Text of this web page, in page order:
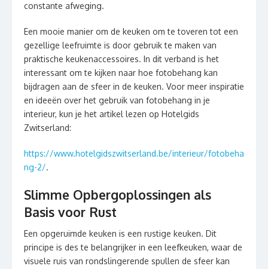
constante afweging.
Een mooie manier om de keuken om te toveren tot een
gezellige leefruimte is door gebruik te maken van
praktische keukenaccessoires. In dit verband is het
interessant om te kijken naar hoe fotobehang kan
bijdragen aan de sfeer in de keuken. Voor meer inspiratie
en ideeën over het gebruik van fotobehang in je
interieur, kun je het artikel lezen op Hotelgids
Zwitserland:
https://www.hotelgidszwitserland.be/interieur/fotobeha
ng-2/.
Slimme Opbergoplossingen als
Basis voor Rust
Een opgeruimde keuken is een rustige keuken. Dit
principe is des te belangrijker in een leefkeuken, waar de
visuele ruis van rondslingerende spullen de sfeer kan